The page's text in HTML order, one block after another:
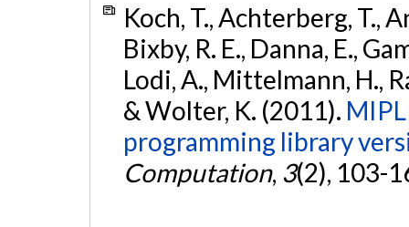
Koch, T., Achterberg, T.,
Bixby, R. E., Danna, E.,
Lodi, A., Mittelmann, H.,
& Wolter, K. (2011).
programming library
Computation, 3(2), 103-